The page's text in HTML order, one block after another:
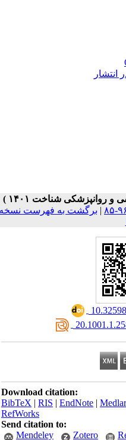
| برگشت به فهرست نسخه
Download citation:
BibTeX|RIS|EndNote|
RefWorks
Send citation to:
Mendeley
Zotero